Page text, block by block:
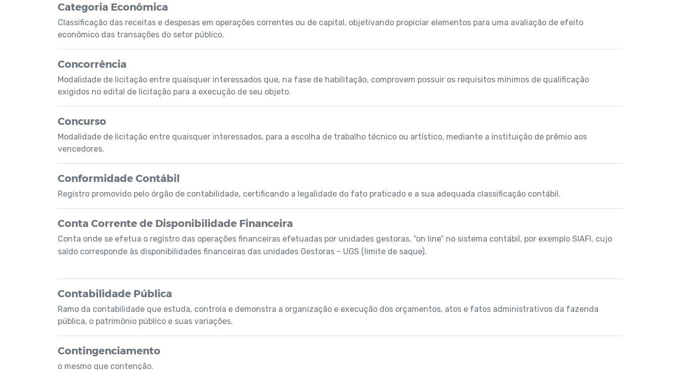
Categoria Econômica
Classificação das receitas e despesas em operações correntes ou de capital, objetivando propiciar elementos para uma avaliação de efeito
econômico das transações do setor público.
Concorrência
Modalidade de licitação entre quaisquer interessados que, na fase de habilitação, comprovem possuir os requisitos mínimos de qualificação
exigidos no edital de licitação para a execução de seu objeto.
Concurso
Modalidade de licitação entre quaisquer interessados, para a escolha de trabalho técnico ou artístico, mediante a instituição de prêmio aos
vencedores.
Conformidade Contábil
Registro promovido pelo órgão de contabilidade, certificando a legalidade do fato praticado e a sua adequada classificação contábil.
Conta Corrente de Disponibilidade Financeira
Conta onde se efetua o registro das operações financeiras efetuadas por unidades gestoras, “on line” no sistema contábil, por exemplo SIAFI, cujo
saldo corresponde às disponibilidades financeiras das unidades Gestoras – UGS (limite de saque).
Contabilidade Pública
Ramo da contabilidade que estuda, controla e demonstra a organização e execução dos orçamentos, atos e fatos administrativos da fazenda
pública, o patrimônio público e suas variações.
Contingenciamento
o mesmo que contenção.